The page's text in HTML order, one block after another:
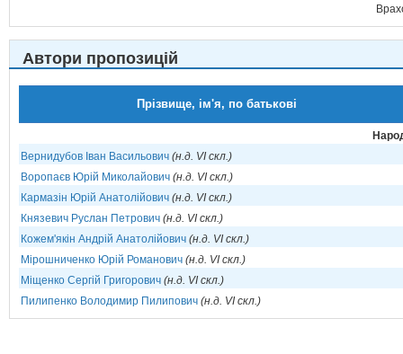
Автори пропозицій
Прізвище, ім'я, по батькові
Вернидубов Іван Васильович (н.д. VI скл.)
Воропаєв Юрій Миколайович (н.д. VI скл.)
Кармазін Юрій Анатолійович (н.д. VI скл.)
Князевич Руслан Петрович (н.д. VI скл.)
Кожем'якін Андрій Анатолійович (н.д. VI скл.)
Мірошниченко Юрій Романович (н.д. VI скл.)
Міщенко Сергій Григорович (н.д. VI скл.)
Пилипенко Володимир Пилипович (н.д. VI скл.)